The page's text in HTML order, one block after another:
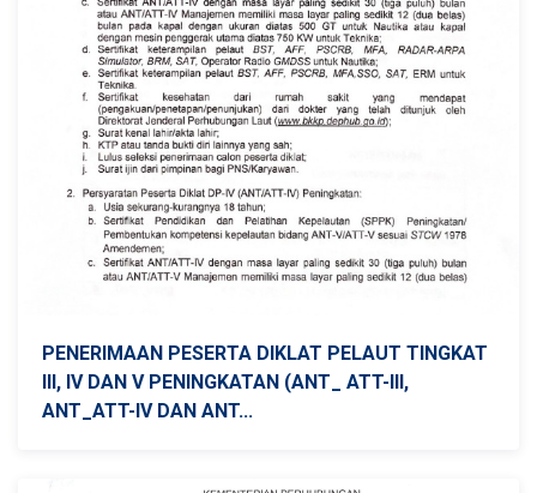
PENERIMAAN PESERTA DIKLAT PELAUT TINGKAT
III, IV DAN V PENINGKATAN (ANT_ ATT-III,
ANT_ATT-IV DAN ANT...